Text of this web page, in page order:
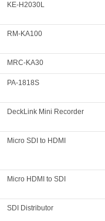
KE-H2030L
RM-KA100
MRC-KA30
PA-1818S
DeckLink Mini Recorder
Micro SDI to HDMI
Micro HDMI to SDI
SDI Distributor